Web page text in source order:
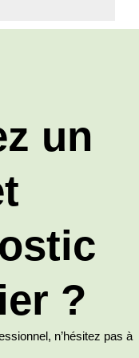
un
?
n’hésitez pas à